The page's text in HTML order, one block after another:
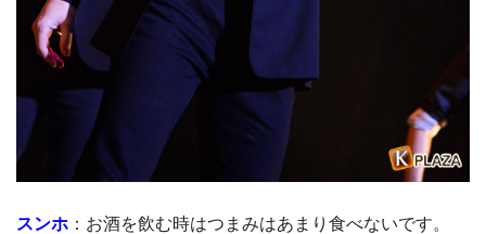
スンホ ：お酒を飲む時はつまみはあまり食べないです。